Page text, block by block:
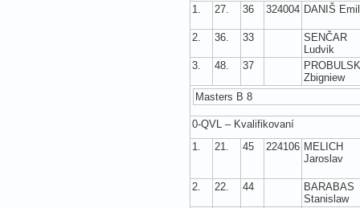
1.
27. 36 324004 DANIŠ Emil
2. 36. 33
SENČAR
Ludvik
3.
48. 37
Zbigniew
Masters B 8
0-QVL – Kvalifikovaní
1.
21. 45 224106 MELICH
Jaroslav
2. 22. 44
BARABAS
Stanislaw